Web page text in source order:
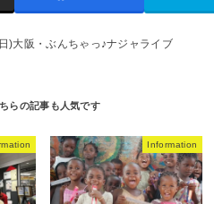
)大阪・ぶんちゃっ♪ナジャライブ
Information